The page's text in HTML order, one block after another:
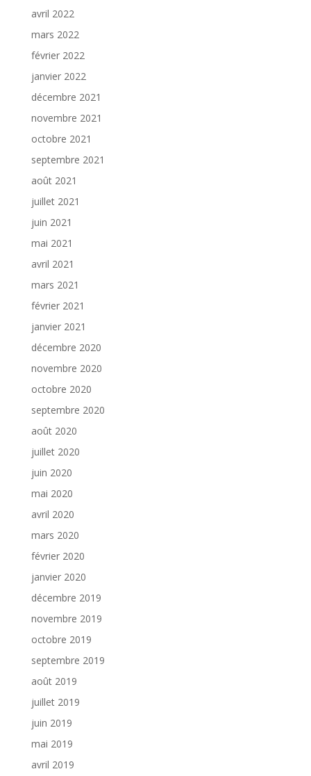
avril 2022
mars 2022
février 2022
janvier 2022
décembre 2021
novembre 2021
octobre 2021
septembre 2021
août 2021
juillet 2021
juin 2021
mai 2021
avril 2021
mars 2021
février 2021
janvier 2021
décembre 2020
novembre 2020
octobre 2020
septembre 2020
août 2020
juillet 2020
juin 2020
mai 2020
avril 2020
mars 2020
février 2020
janvier 2020
décembre 2019
novembre 2019
octobre 2019
septembre 2019
août 2019
juillet 2019
juin 2019
mai 2019
avril 2019